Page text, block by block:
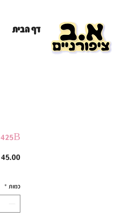
דף הבית
425B
כמות *